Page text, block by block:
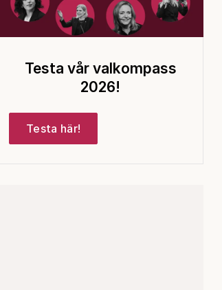
Testa vår valkompass
2026!
Testa här!